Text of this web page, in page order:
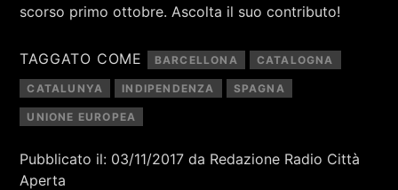
RCA - Radio città aperta
scorso primo ottobre. Ascolta il suo contributo!
TAGGATO COME BARCELLONA CATALOGNA
CATALUNYA INDIPENDENZA SPAGNA
UNIONE EUROPEA
Pubblicato il: 03/11/2017 da Redazione Radio Città
Aperta